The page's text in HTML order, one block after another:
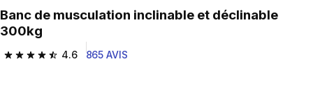
Banc de musculation inclinable et déclinable
300kg
4.6
4.6 out of 5 stars from 865 reviews
865 AVIS